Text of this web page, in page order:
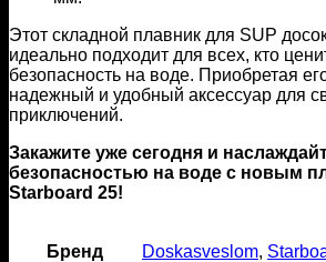
Этот складной плавник для SUP
идеально подходит для всех, кто
безопасность на воде. Приобретая
надежный и удобный аксессуар для
приключений.
Закажите уже сегодня и
безопасностью на воде с новым
Starboard 25!
Бренд Doskasveslom,